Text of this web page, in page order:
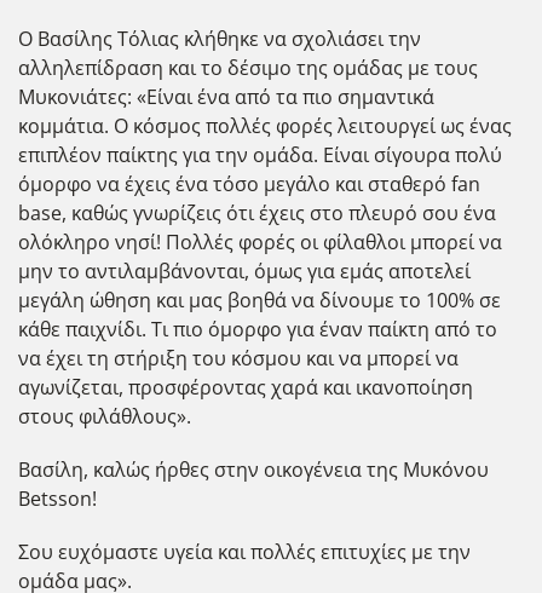
Ο Βασίλης Τόλιας κλήθηκε να σχολιάσει την
αλληλεπίδραση και το δέσιμο της ομάδας με τους
Μυκονιάτες: «Είναι ένα από τα πιο σημαντικά
κομμάτια. Ο κόσμος πολλές φορές λειτουργεί ως ένας
επιπλέον παίκτης για την ομάδα. Είναι σίγουρα πολύ
όμορφο να έχεις ένα τόσο μεγάλο και σταθερό fan
base, καθώς γνωρίζεις ότι έχεις στο πλευρό σου ένα
ολόκληρο νησί! Πολλές φορές οι φίλαθλοι μπορεί να
μην το αντιλαμβάνονται, όμως για εμάς αποτελεί
μεγάλη ώθηση και μας βοηθά να δίνουμε το 100% σε
κάθε παιχνίδι. Τι πιο όμορφο για έναν παίκτη από το
να έχει τη στήριξη του κόσμου και να μπορεί να
αγωνίζεται, προσφέροντας χαρά και ικανοποίηση
στους φιλάθλους».
Βασίλη, καλώς ήρθες στην οικογένεια της Μυκόνου
Betsson!
Σου ευχόμαστε υγεία και πολλές επιτυχίες με την
ομάδα μας».